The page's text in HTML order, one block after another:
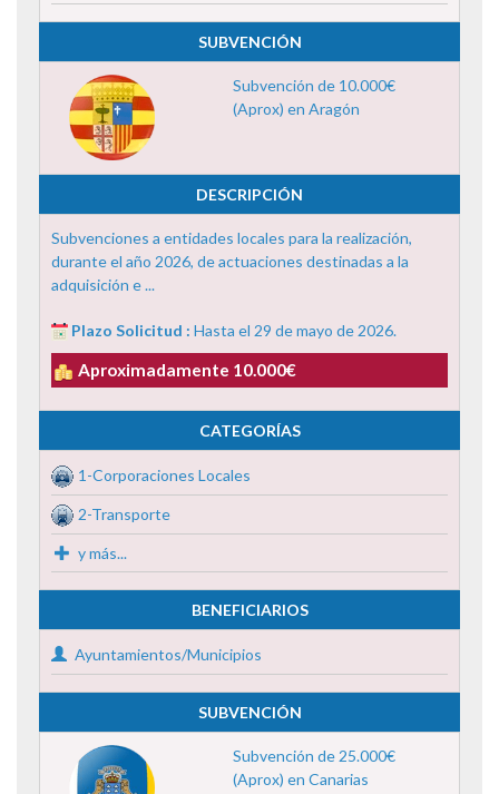
SUBVENCIÓN
Subvención de 10.000€
(Aprox) en Aragón
DESCRIPCIÓN
Subvenciones a entidades locales para la realización,
durante el año 2026, de actuaciones destinadas a la
adquisición e ...
Plazo Solicitud : Hasta el 29 de mayo de 2026.
Aproximadamente 10.000€
CATEGORÍAS
1-Corporaciones Locales
2-Transporte
y más...
BENEFICIARIOS
Ayuntamientos/Municipios
SUBVENCIÓN
Subvención de 25.000€
(Aprox) en Canarias